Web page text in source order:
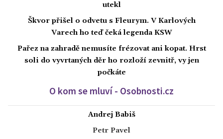
utekl
Škvor přišel o odvetu s Fleurym. V Karlových
Varech ho teď čeká legenda KSW
Pařez na zahradě nemusíte frézovat ani kopat. Hrst
soli do vyvrtaných děr ho rozloží zevnitř, vy jen
počkáte
O kom se mluví - Osobnosti.cz
Andrej Babiš
Petr Pavel